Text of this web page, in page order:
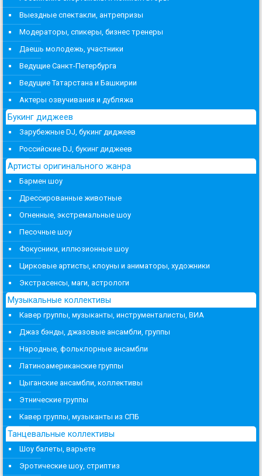
Выездные спектакли, антрепризы
Модераторы, спикеры, бизнес тренеры
Даешь молодежь, участники
Ведущие Санкт-Петербурга
Ведущие Татарстана и Башкирии
Актеры озвучивания и дубляжа
Букинг диджеев
Зарубежные DJ, букинг диджеев
Российские DJ, букинг диджеев
Артисты оригинального жанра
Бармен шоу
Дрессированные животные
Огненные, экстремальные шоу
Песочные шоу
Фокусники, иллюзионные шоу
Цирковые артисты, клоуны и аниматоры, художники
Экстрасенсы, маги, астрологи
Музыкальные коллективы
Кавер группы, музыканты, инструменталисты, ВИА
Джаз бэнды, джазовые ансамбли, группы
Народные, фольклорные ансамбли
Латиноамериканские группы
Цыганские ансамбли, коллективы
Этнические группы
Кавер группы, музыканты из СПБ
Танцевальные коллективы
Шоу балеты, варьете
Эротические шоу, стриптиз